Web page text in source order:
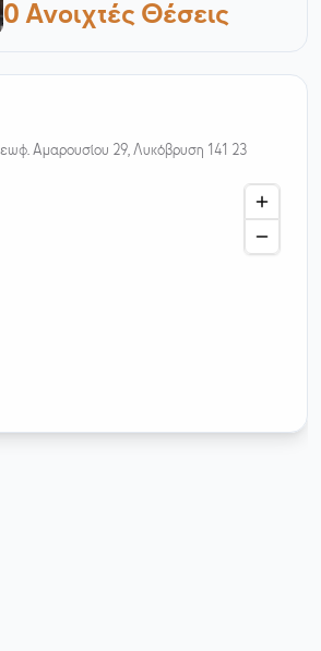
0 Ανοιχτές Θέσεις
Αμαρουσίου 29, Λυκόβρυση 141 23